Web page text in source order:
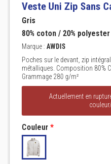
Veste Uni Zip Sans
Gris
80% coton / 20%
Marque : AWDIS
Poches sur le devant, zip
métalliques. Composition 80%
Grammage 280 g/m²
Actuellement en
Couleur *